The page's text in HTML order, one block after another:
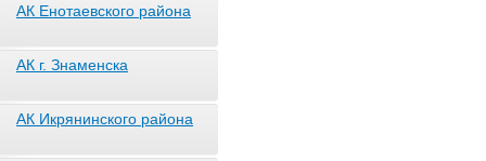
АК Енотаевского района
АК г. Знаменска
АК Икрянинского района